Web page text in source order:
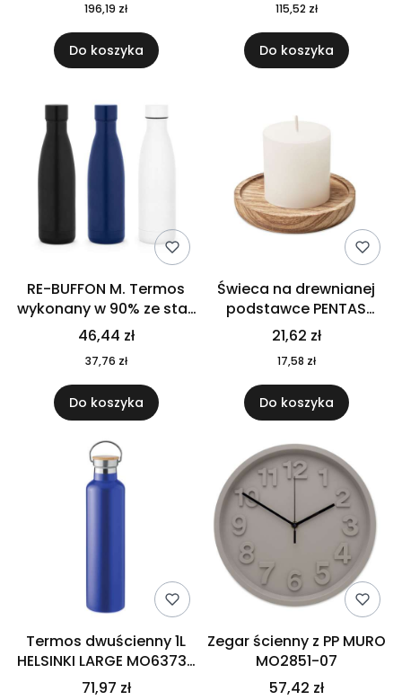
196,19 zł
Do koszyka
115,52 zł
Do koszyka
RE-BUFFON M. Termos
wykonany w 90% ze stali
nierdzewnej
pochodzącej z
recyklingu 520 ml 94294
46,44 zł
37,76 zł
Do koszyka
Świeca na drewnianej
podstawce PENTAS
MO6282-40
21,62 zł
17,58 zł
Do koszyka
Termos dwuścienny 1L
HELSINKI LARGE MO6373-
04
71,97 zł
Zegar ścienny z PP MURO
MO2851-07
57,42 zł